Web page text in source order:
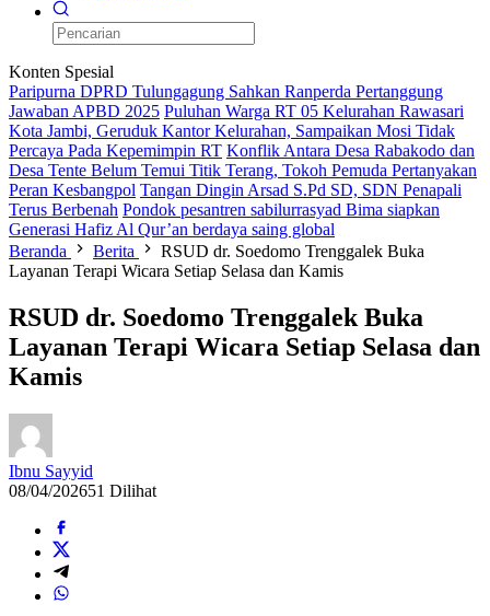
Konten Spesial
Paripurna DPRD Tulungagung Sahkan Ranperda Pertanggung
Jawaban APBD 2025 Puluhan Warga RT 05 Kelurahan Rawasari
Kota Jambi, Geruduk Kantor Kelurahan, Sampaikan Mosi Tidak
Percaya Pada Kepemimpin RT Konflik Antara Desa Rabakodo dan
Desa Tente Belum Temui Titik Terang, Tokoh Pemuda Pertanyakan
Peran Kesbangpol Tangan Dingin Arsad S.Pd SD, SDN Penapali
Terus Berbenah Pondok pesantren sabilurrasyad Bima siapkan
Generasi Hafiz Al Qur’an berdaya saing global
Beranda
Berita
RSUD dr. Soedomo Trenggalek Buka
Layanan Terapi Wicara Setiap Selasa dan Kamis
RSUD dr. Soedomo Trenggalek Buka
Layanan Terapi Wicara Setiap Selasa dan
Kamis
Ibnu Sayyid
08/04/202651 Dilihat